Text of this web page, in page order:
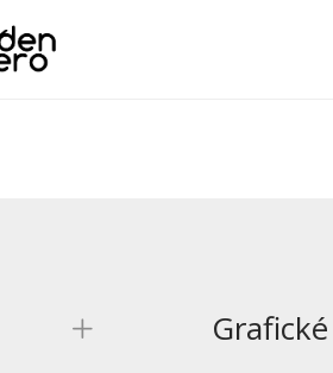
content/themes/savoy/includes/